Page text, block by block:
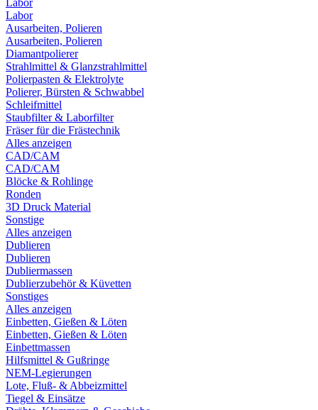
Labor
Labor
Ausarbeiten, Polieren
Ausarbeiten, Polieren
Diamantpolierer
Strahlmittel & Glanzstrahlmittel
Polierpasten & Elektrolyte
Polierer, Bürsten & Schwabbel
Schleifmittel
Staubfilter & Laborfilter
Fräser für die Frästechnik
Alles anzeigen
CAD/CAM
CAD/CAM
Blöcke & Rohlinge
Ronden
3D Druck Material
Sonstige
Alles anzeigen
Dublieren
Dublieren
Dubliermassen
Dublierzubehör & Küvetten
Sonstiges
Alles anzeigen
Einbetten, Gießen & Löten
Einbetten, Gießen & Löten
Einbettmassen
Hilfsmittel & Gußringe
NEM-Legierungen
Lote, Fluß- & Abbeizmittel
Tiegel & Einsätze